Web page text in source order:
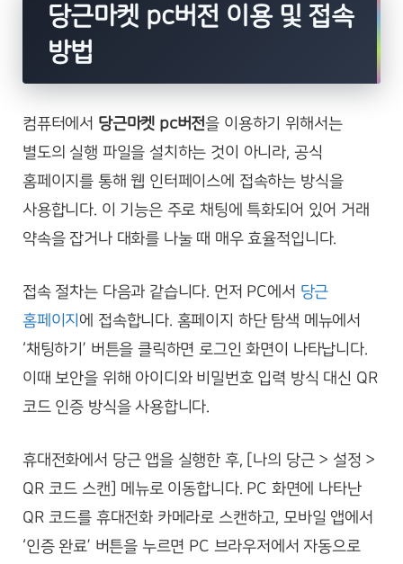
당근마켓 pc버전 이용 및 접속
방법
컴퓨터에서 당근마켓 pc버전을 이용하기 위해서는
별도의 실행 파일을 설치하는 것이 아니라, 공식
홈페이지를 통해 웹 인터페이스에 접속하는 방식을
사용합니다. 이 기능은 주로 채팅에 특화되어 있어 거래
약속을 잡거나 대화를 나눌 때 매우 효율적입니다.
접속 절차는 다음과 같습니다. 먼저 PC에서 당근
홈페이지 에 접속합니다. 홈페이지 하단 탐색 메뉴에서
‘채팅하기’ 버튼을 클릭하면 로그인 화면이 나타납니다.
이때 보안을 위해 아이디와 비밀번호 입력 방식 대신 QR
코드 인증 방식을 사용합니다.
휴대전화에서 당근 앱을 실행한 후, [나의 당근 > 설정 >
QR 코드 스캔] 메뉴로 이동합니다. PC 화면에 나타난
QR 코드를 휴대전화 카메라로 스캔하고, 모바일 앱에서
‘인증 완료’ 버튼을 누르면 PC 브라우저에서 자동으로